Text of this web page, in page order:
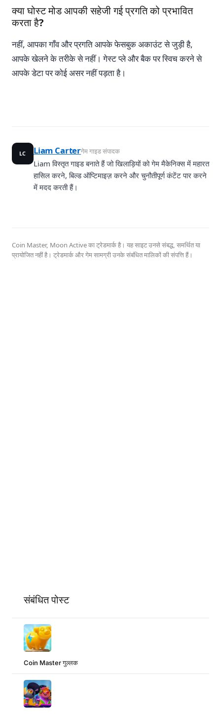
क्या घोस्ट मोड आपकी सहेजी गई प्रगति को प्रभावित
करता है?
नहीं, आपका गाँव और प्रगति आपके फेसबुक अकाउंट से जुड़ी है,
आपके खेलने के तरीके से नहीं। गेस्ट प्ले और बैक पर स्विच करने से
आपके डेटा पर कोई असर नहीं पड़ता है।
LC Liam Carterगेम गाइड संपादक
Liam विस्तृत गाइड बनाते हैं जो खिलाड़ियों को गेम मैकेनिक्स में महारत
हासिल करने, बिल्ड ऑप्टिमाइज़ करने और चुनौतीपूर्ण कंटेंट पार करने
में मदद करती हैं।
Coin Master, Moon Active का ट्रेडमार्क है। यह साइट उनसे संबद्ध, समर्थित या
प्रायोजित नहीं है। ट्रेडमार्क और गेम सामग्री उनके संबंधित मालिकों की संपत्ति हैं।
संबंधित पोस्ट
Coin Master गुल्लक